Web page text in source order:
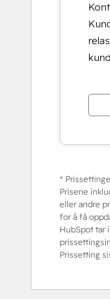
*
Prisene
eller andre
for å få
HubSpot tar
Prissetting